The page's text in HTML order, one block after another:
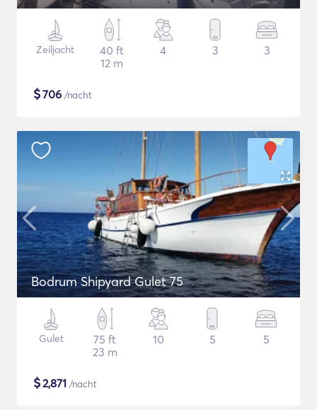
Zeiljacht
40 ft
12 m
4 3 3
$706 /nacht
Bodrum Shipyard Gulet 75
Gulet
75 ft
23 m
10 5 5
$2,871 /nacht